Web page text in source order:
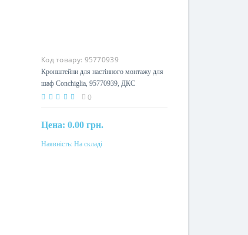
Код товару: 95770939
Кронштейни для настінного монтажу для
шаф Conchiglia, 95770939, ДКС
0
Цена: 0.00 грн.
Купити
Наявність: На складі